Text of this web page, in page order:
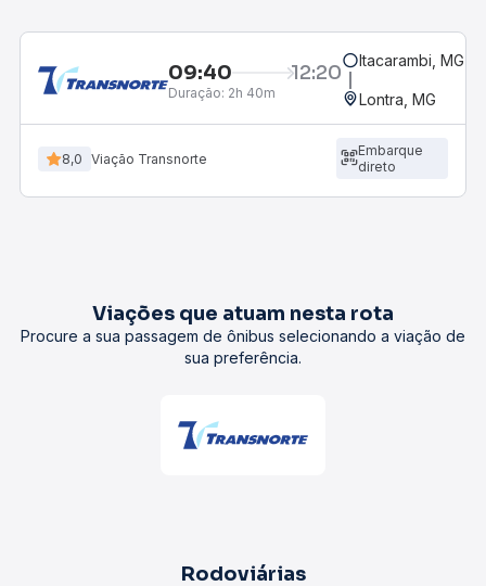
09:40 12:20
Duração: 2h 40m
Itacarambi, MG
Lontra, MG
8,0 Viação Transnorte
Embarque
direto
Viações que atuam nesta rota
Procure a sua passagem de ônibus selecionando a viação de
sua preferência.
Rodoviárias